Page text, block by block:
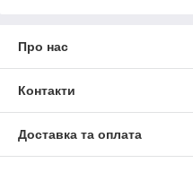
Про нас
Контакти
Доставка та оплата